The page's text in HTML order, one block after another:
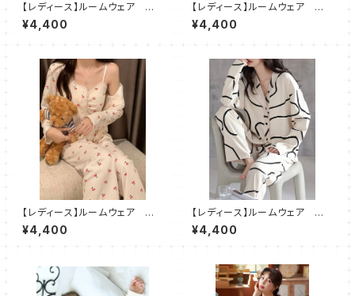
【レディース】ルームウェア 小
花柄 パジャマ 部屋着 3点
セット
¥4,400
【レディース】ルームウェア レ
ース パジャマ 部屋着 2点
セット
¥4,400
【レディース】ルームウェア チェ
リー柄 パジャマ 部屋着 3
点セット
¥4,400
【レディース】ルームウェア ア
ート柄 パジャマ 部屋着 2
点セット
¥4,400